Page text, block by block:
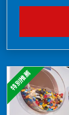
特別推薦